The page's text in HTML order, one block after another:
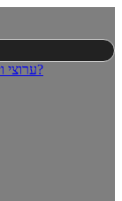
ערוצימי אנחנו?